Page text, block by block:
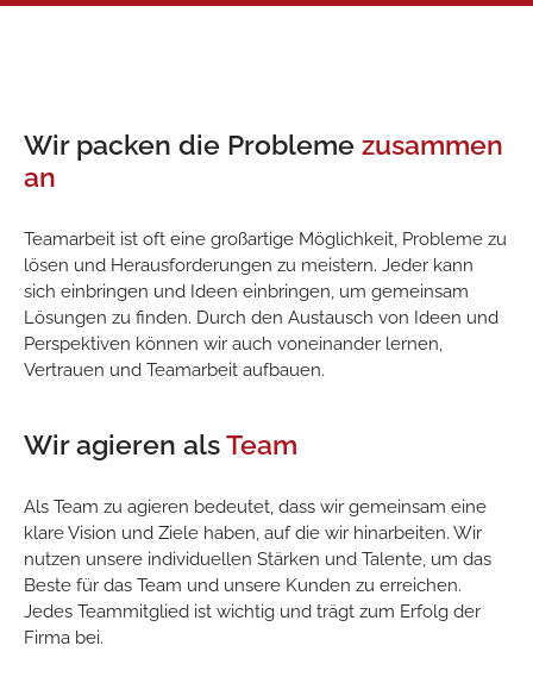
Wir packen die Probleme zusammen
an
Teamarbeit ist oft eine großartige Möglichkeit, Probleme zu
lösen und Herausforderungen zu meistern. Jeder kann
sich einbringen und Ideen einbringen, um gemeinsam
Lösungen zu finden. Durch den Austausch von Ideen und
Perspektiven können wir auch voneinander lernen,
Vertrauen und Teamarbeit aufbauen.
Wir agieren alsTeam
Als Team zu agieren bedeutet, dass wir gemeinsam eine
klare Vision und Ziele haben, auf die wir hinarbeiten. Wir
nutzen unsere individuellen Stärken und Talente, um das
Beste für das Team und unsere Kunden zu erreichen.
Jedes Teammitglied ist wichtig und trägt zum Erfolg der
Firma bei.